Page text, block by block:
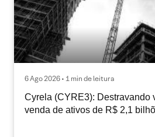
6 Ago 2026 • 1 min de leitura
Cyrela (CYRE3): Destravando
venda de ativos de R$ 2,1